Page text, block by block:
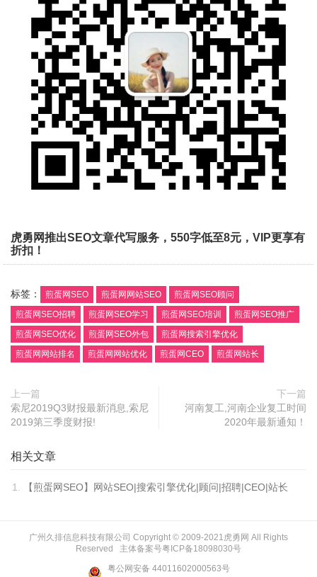
虎勇网推出SEO文章代写服务，550字低至8元，VIP更享有
折扣！
标签： 煎蛋网SEO 煎蛋网网站SEO
煎蛋网SEO顾问
煎蛋网SEO招聘
煎蛋网SEO学习 煎蛋网SEO培训
煎蛋网SEO推广
煎蛋网SEO优化
煎蛋网SEO外包
煎蛋网搜索引擎优化
煎蛋网网站排名
煎蛋网网站优化 煎蛋网CEO 煎蛋网站长
上一篇
索尼2019Q3财报最新消息,索尼
2019第三季度财报!
下一篇
河南复工,河南企业复工时间
2020年最新通知！
相关文章
【煎蛋网SEO】网站SEO|搜索引擎优化|顾问|招聘|CEO|站长
广州久排信息科技有限公司 Copyright © 2009-2021虎勇网 All Rights
Reserved 主体备案号粤ICP备18098030号
粤公网安备 44011602000563号